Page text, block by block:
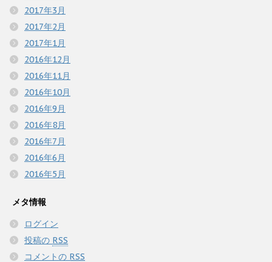
2017年3月
2017年2月
2017年1月
2016年12月
2016年11月
2016年10月
2016年9月
2016年8月
2016年7月
2016年6月
2016年5月
メタ情報
ログイン
投稿の RSS
コメントの RSS